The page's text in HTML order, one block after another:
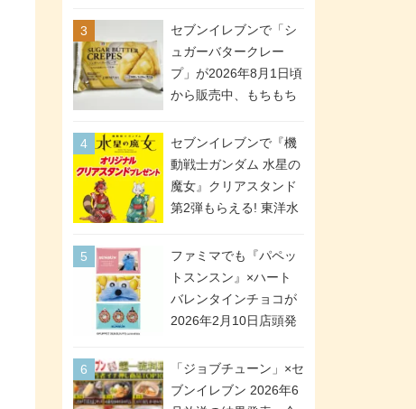
メリカンドッグが税抜
き69円!
スタート。セブン、フ
ァミマ、ローソンの3社
で異なるデザイン＆対
象商品
セブンイレブンで「シ
ュガーバタークレー
プ」が2026年8月1日頃
から販売中、もちもち
シュガー＆バターをレ
ンジアップで手軽に楽
しめる冷凍食品。2個入
り
セブンイレブンで『機
動戦士ガンダム 水星の
魔女』クリアスタンド
第2弾もらえる! 東洋水
ペーンが2026年5月26
日スタート。浴衣＆た
ぬき・キツネ姿のスレ
ッタ / ミオリネ / グエ
号・5号) / シャディク
が全6種のクリアスタン
ドになって登場!
ファミマでも『パペッ
トスンスン』×ハート
バレンタインチョコが
2026年2月10日店頭発
チョコ」「チョコ缶」
「ツインギフト」が登
「ジョブチューン」×セ
ブンイレブン 2026年6